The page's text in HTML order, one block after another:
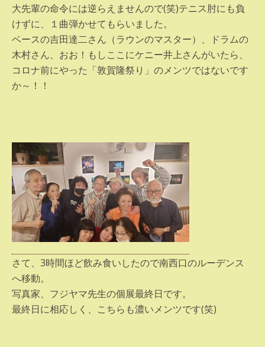
大先輩の命令には逆らえませんので(笑)テニス肘にも負
けずに、１曲弾かせてもらいました。
ベースの吉田達二さん（ラウンのマスター）、ドラムの
木村さん、おお！もしここにケニー井上さんがいたら、
コロナ前にやった「敦賀隆祭り」のメンツではないです
か～！！
さて、3時間ほど飲み食いしたので南西口のルーデンス
へ移動。
写真家、フジヤマ先生の個展最終日です。
最終日に相応しく、こちらも濃いメンツです(笑)